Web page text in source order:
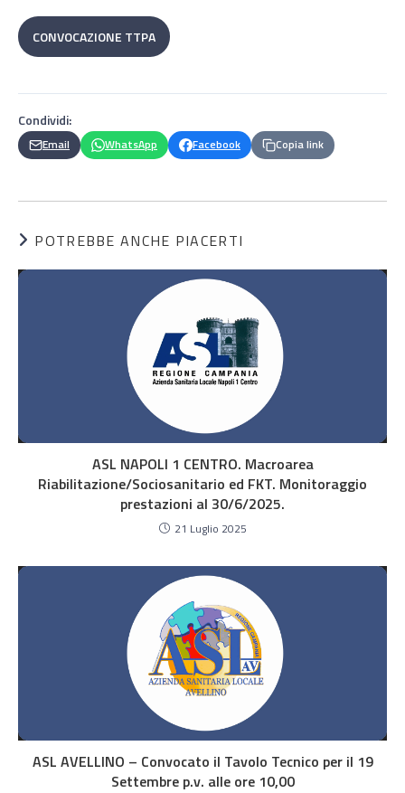
CONVOCAZIONE TTPA
Condividi:
Email WhatsApp Facebook Copia link
POTREBBE ANCHE PIACERTI
ASL NAPOLI 1 CENTRO. Macroarea
Riabilitazione/Sociosanitario ed FKT. Monitoraggio
prestazioni al 30/6/2025.
21 Luglio 2025
ASL AVELLINO – Convocato il Tavolo Tecnico per il 19
Settembre p.v. alle ore 10,00